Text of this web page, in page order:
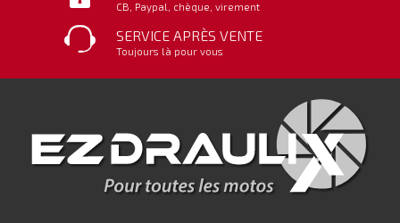
CB, Paypal, chèque, virement
SERVICE APRÈS VENTE
Toujours là pour vous